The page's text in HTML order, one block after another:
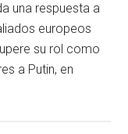
una respuesta a
europeos
su rol como
a Putin, en